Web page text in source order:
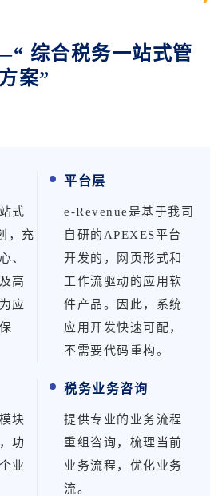
综合税务一站式管
案”
式
，充
、
高
应
平台层
e-Revenue是基于我司
自研的APEXES平台
开发的，网页形式和
工作流驱动的应用软
件产品。因此，系统
应用开发快速可配，
不需要代码重构。
块
功
业
税务业务咨询
提供专业的业务流程
重组咨询， 梳理当前
业务流程，优化业务
流。